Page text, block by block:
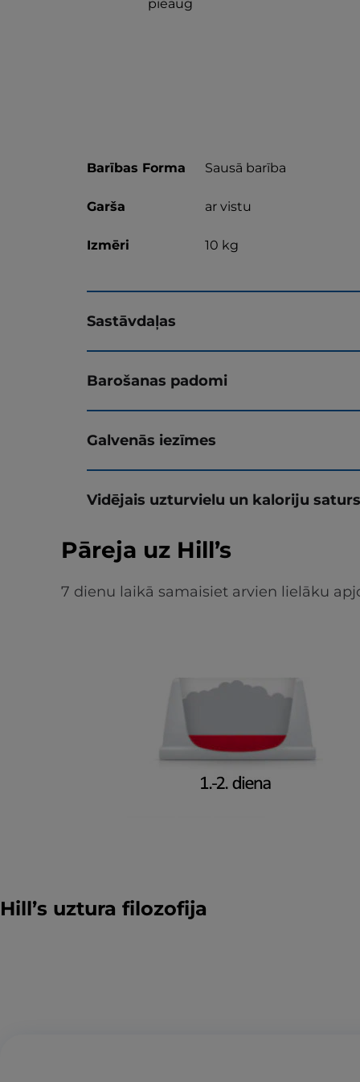
pieaug
Barības Forma Sausā barība
Garša ar vistu
Izmēri 10 kg
Sastāvdaļas
Barošanas padomi
Galvenās iezīmes
Vidējais uzturvielu un kaloriju saturs
Pāreja uz Hill’s
7 dienu laikā samaisiet arvien lielāku
Hill’s uztura filozofija